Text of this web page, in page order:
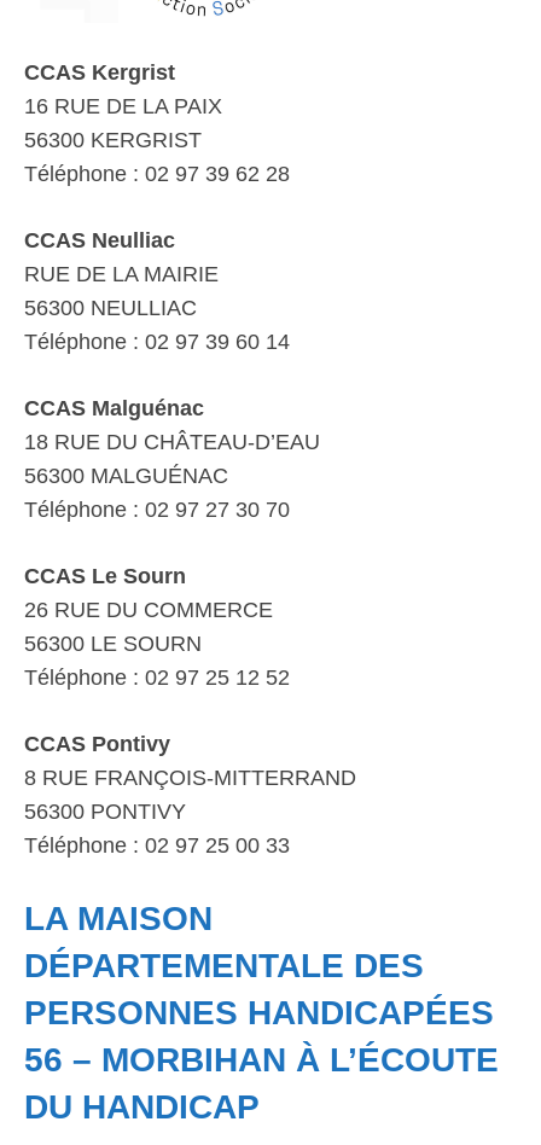
CCAS Kergrist
16 RUE DE LA PAIX
56300 KERGRIST
Téléphone : 02 97 39 62 28
CCAS Neulliac
RUE DE LA MAIRIE
56300 NEULLIAC
Téléphone : 02 97 39 60 14
CCAS Malguénac
18 RUE DU CHÂTEAU-D’EAU
56300 MALGUÉNAC
Téléphone : 02 97 27 30 70
CCAS Le Sourn
26 RUE DU COMMERCE
56300 LE SOURN
Téléphone : 02 97 25 12 52
CCAS Pontivy
8 RUE FRANÇOIS-MITTERRAND
56300 PONTIVY
Téléphone : 02 97 25 00 33
LA MAISON
DÉPARTEMENTALE DES
PERSONNES HANDICAPÉES
56 – MORBIHAN À L’ÉCOUTE
DU HANDICAP